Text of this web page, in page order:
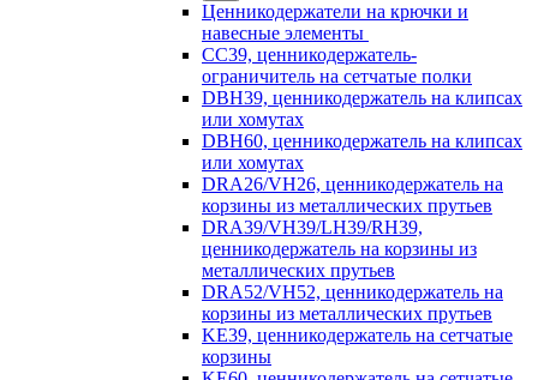
Ценникодержатели на крючки и
навесные элементы
CC39, ценникодержатель-
ограничитель на сетчатые полки
DBH39, ценникодержатель на клипсах
или хомутах
DBH60, ценникодержатель на клипсах
или хомутах
DRA26/VH26, ценникодержатель на
корзины из металлических прутьев
DRA39/VH39/LH39/RH39,
ценникодержатель на корзины из
металлических прутьев
DRA52/VH52, ценникодержатель на
корзины из металлических прутьев
KE39, ценникодержатель на сетчатые
корзины